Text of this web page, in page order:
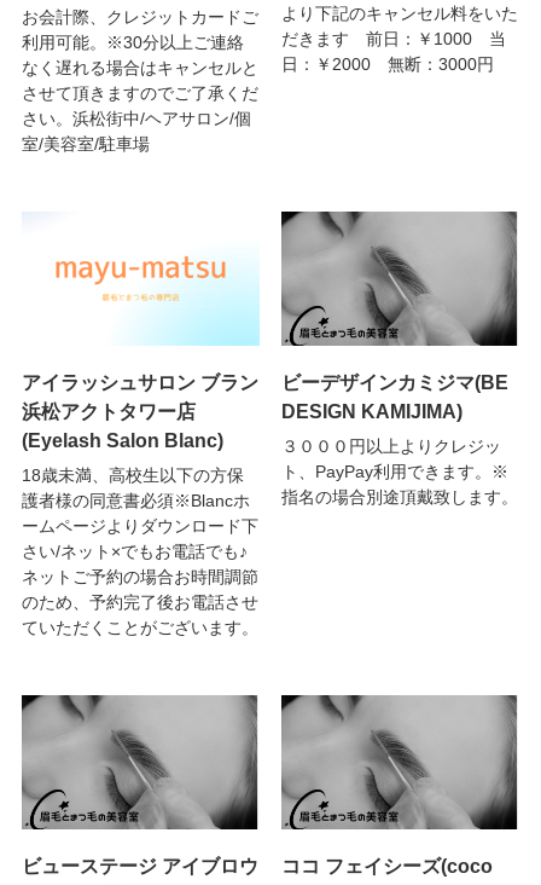
お会計際、クレジットカードご
利用可能。※30分以上ご連絡
なく遅れる場合はキャンセルと
させて頂きますのでご了承くだ
さい。浜松街中/ヘアサロン/個
室/美容室/駐車場
より下記のキャンセル料をいた
だきます 前日：￥1000 当
日：￥2000 無断：3000円
アイラッシュサロン ブラン
浜松アクトタワー店
(Eyelash Salon Blanc)
18歳未満、高校生以下の方保
護者様の同意書必須※Blancホ
ームページよりダウンロード下
さい/ネット×でもお電話でも♪
ネットご予約の場合お時間調節
のため、予約完了後お電話させ
ていただくことがございます。
ビーデザインカミジマ(BE
DESIGN KAMIJIMA)
３０００円以上よりクレジッ
ト、PayPay利用できます。※
指名の場合別途頂戴致します。
ビューステージ アイブロウ
ココ フェイシーズ(coco